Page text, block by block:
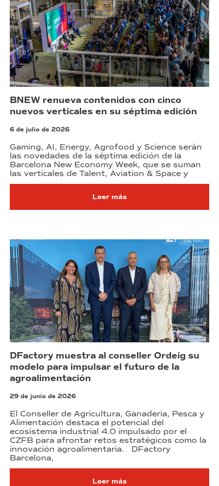
BNEW renueva contenidos con cinco
nuevos verticales en su séptima edición
6 de julio de 2026
Gaming, AI, Energy, Agrofood y Science serán
las novedades de la séptima edición de la
Barcelona New Economy Week, que se suman
las verticales de Talent, Aviation & Space y
Leer más
DFactory muestra al conseller Ordeig su
modelo para impulsar el futuro de la
agroalimentación
29 de junio de 2026
El Conseller de Agricultura, Ganadería, Pesca y
Alimentación destaca el potencial del
ecosistema industrial 4.0 impulsado por el
CZFB para afrontar retos estratégicos como la
innovación agroalimentaria. DFactory
Barcelona,
Leer más